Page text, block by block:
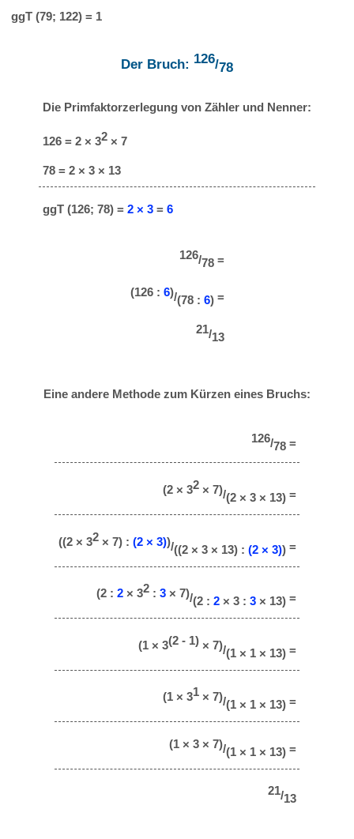
ggT (79; 122) = 1
Der Bruch: 126/78
Die Primfaktorzerlegung von Zähler und Nenner:
126 = 2 × 32 × 7
78 = 2 × 3 × 13
ggT (126; 78) = 2 × 3 = 6
126/78=
(126 : 6)/(78 : 6)=
21/13
Eine andere Methode zum Kürzen eines Bruchs:
126/78=
(2 × 32× 7)/(2 × 3 × 13)=
((2 × 32× 7) : (2 × 3))/((2 × 3 × 13) : (2 × 3))=
(2 : 2× 32: 3× 7)/(2 : 2× 3 : 3× 13)=
(1 × 3(2 - 1)× 7)/(1 × 1 × 13)=
(1 × 31× 7)/(1 × 1 × 13)=
(1 × 3 × 7)/(1 × 1 × 13)=
21/13